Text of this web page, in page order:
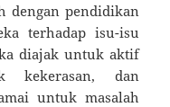
dengan pendidikan
terhadap isu-isu
diajak untuk aktif
kekerasan, dan
untuk masalah